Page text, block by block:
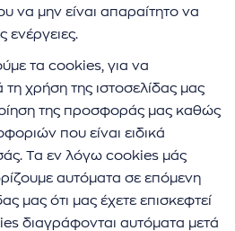
να μην είναι απαραίτητο να
ενέργειες.
τα cookies, για να
τη χρήση της ιστοσελίδας μας
της προσφοράς μας καθώς
που είναι ειδικά
Τα εν λόγω cookies μάς
αυτόματα σε επόμενη
μας ότι μας έχετε επισκεφτεί
διαγράφονται αυτόματα μετά